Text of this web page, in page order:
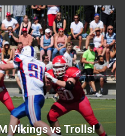
Vikings vs Trolls!